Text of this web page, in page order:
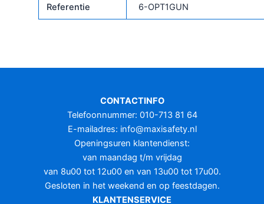
Referentie 6-OPT1GUN
CONTACTINFO
Telefoonnummer: 010-713 81 64
E-mailadres: info@maxisafety.nl
Openingsuren klantendienst:
van maandag t/m vrijdag
van 8u00 tot 12u00 en van 13u00 tot 17u00.
Gesloten in het weekend en op feestdagen.
KLANTENSERVICE